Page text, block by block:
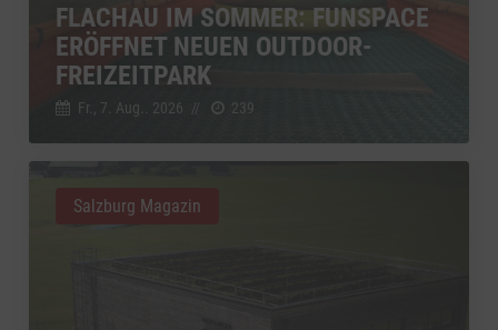
FLACHAU IM SOMMER: FUNSPACE
ERÖFFNET NEUEN OUTDOOR-
FREIZEITPARK
Fr., 7. Aug.. 2026 // 239
Salzburg Magazin